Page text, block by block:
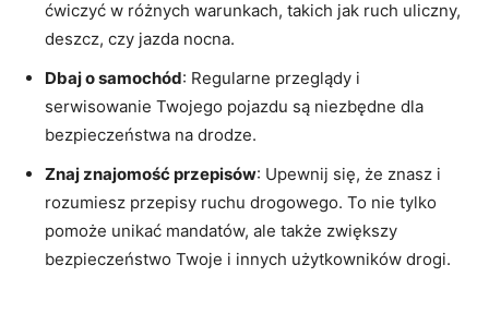
ćwiczyć w różnych warunkach, takich jak ruch uliczny,
deszcz, czy jazda nocna.
Dbaj o samochód: Regularne przeglądy i
serwisowanie Twojego pojazdu są niezbędne dla
bezpieczeństwa na drodze.
Znaj znajomość przepisów: Upewnij się, że znasz i
rozumiesz przepisy ruchu drogowego. To nie tylko
pomoże unikać mandatów, ale także zwiększy
bezpieczeństwo Twoje i innych użytkowników drogi.